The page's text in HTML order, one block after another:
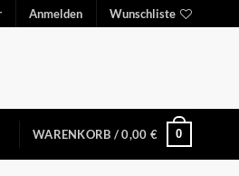
Anmelden Wunschliste
WARENKORB /0,00 € 0